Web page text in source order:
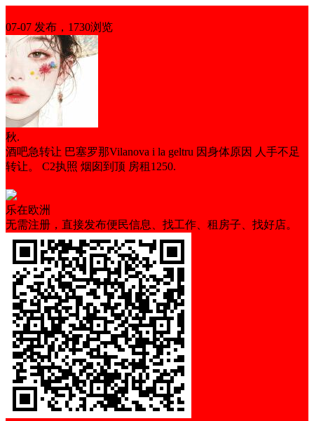
07-07 发布，1730浏览
秋.
酒吧急转让 巴塞罗那Vilanova i la geltru 因身体原因 人手不足
转让。 C2执照 烟囱到顶 房租1250.
乐在欧洲
无需注册，直接发布便民信息、找工作、租房子、找好店。